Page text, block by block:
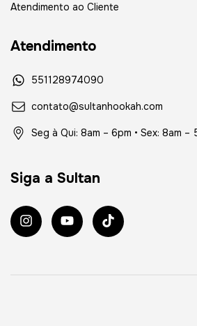
Atendimento ao Cliente
Atendimento
551128974090
contato@sultanhookah.com
Seg à Qui: 8am – 6pm • Sex: 8am
Siga a Sultan